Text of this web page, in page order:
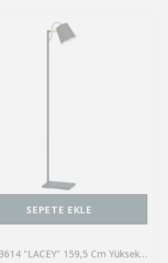
SEPETE EKLE
Eglo 43614 "LACEY" 159,5 Cm Yüksekliğinde Çelik, Ahşap Köşe Lambası Lambader